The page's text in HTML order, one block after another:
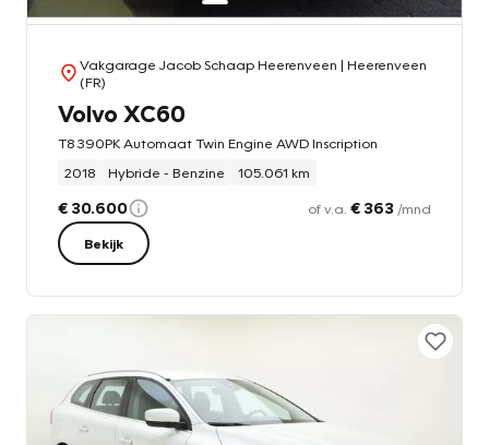
Vakgarage Jacob Schaap Heerenveen | Heerenveen
(FR)
Volvo XC60
T8 390PK Automaat Twin Engine AWD Inscription
2018
Hybride - Benzine 105.061 km
€ 30.600 of v.a. € 363 /mnd
Bekijk